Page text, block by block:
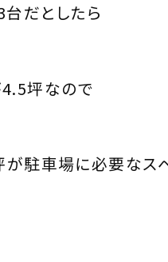
台だとしたら
坪なので
駐車場に必要なス